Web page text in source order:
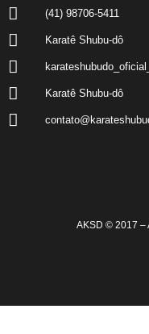
(41) 98706-5411
Karatê Shubu-dô
karateshubudo_oficial_
Karatê Shubu-dô
AKSD © 2017 –